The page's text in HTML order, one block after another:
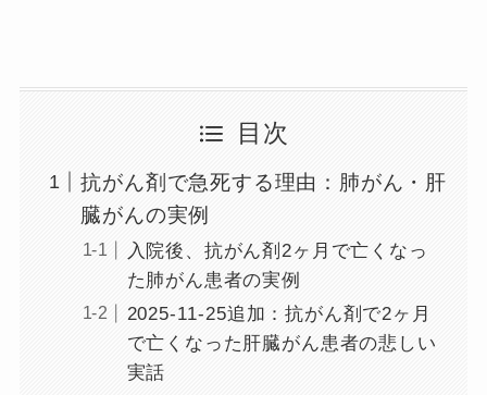
目次
抗がん剤で急死する理由：肺がん・肝
臓がんの実例
入院後、抗がん剤2ヶ月で亡くなっ
た肺がん患者の実例
2025-11-25追加：抗がん剤で2ヶ月
で亡くなった肝臓がん患者の悲しい
実話